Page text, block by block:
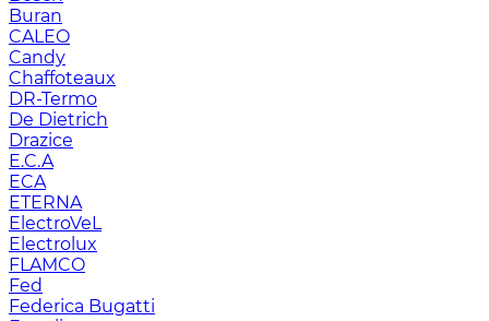
Buran
CALEO
Candy
Chaffoteaux
DR-Termo
De Dietrich
Drazice
E.C.A
ECA
ETERNA
ElectroVeL
Electrolux
FLAMCO
Fed
Federica Bugatti